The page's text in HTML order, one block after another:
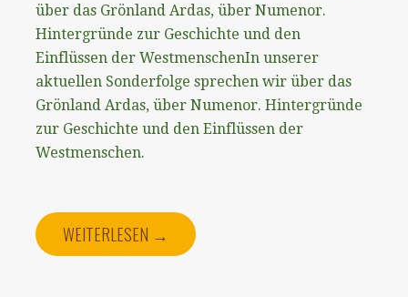
über das Grönland Ardas, über Numenor.
Hintergründe zur Geschichte und den
Einflüssen der WestmenschenIn unserer
aktuellen Sonderfolge sprechen wir über das
Grönland Ardas, über Numenor. Hintergründe
zur Geschichte und den Einflüssen der
Westmenschen.
WEITERLESEN →